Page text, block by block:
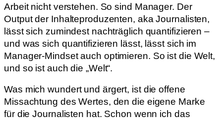
Arbeit nicht verstehen. So sind Manager. Der
Output der Inhalteproduzenten, aka Journalisten,
lässt sich zumindest nachträglich quantifizieren –
und was sich quantifizieren lässt, lässt sich im
Manager-Mindset auch optimieren. So ist die Welt,
und so ist auch die „Welt“.
Was mich wundert und ärgert, ist die offene
Missachtung des Wertes, den die eigene Marke
für die Journalisten hat. Schon wenn ich das